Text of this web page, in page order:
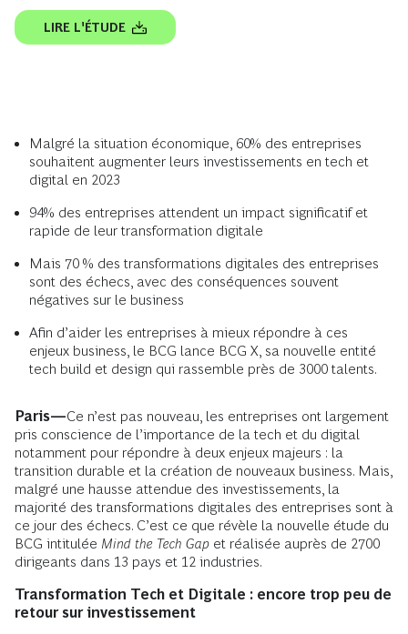
LIRE L'ÉTUDE
Malgré la situation économique, 60% des entreprises
souhaitent augmenter leurs investissements en tech et
digital en 2023
94% des entreprises attendent un impact significatif et
rapide de leur transformation digitale
Mais 70 % des transformations digitales des entreprises
sont des échecs, avec des conséquences souvent
négatives sur le business
Afin d’aider les entreprises à mieux répondre à ces
enjeux business, le BCG lance BCG X, sa nouvelle entité
tech build et design qui rassemble près de 3000 talents.
Paris—Ce n’est pas nouveau, les entreprises ont largement
pris conscience de l’importance de la tech et du digital
notamment pour répondre à deux enjeux majeurs : la
transition durable et la création de nouveaux business. Mais,
malgré une hausse attendue des investissements, la
majorité des transformations digitales des entreprises sont à
ce jour des échecs. C’est ce que révèle la nouvelle étude du
BCG intitulée Mind the Tech Gap et réalisée auprès de 2700
dirigeants dans 13 pays et 12 industries.
Transformation Tech et Digitale : encore trop peu de
retour sur investissement